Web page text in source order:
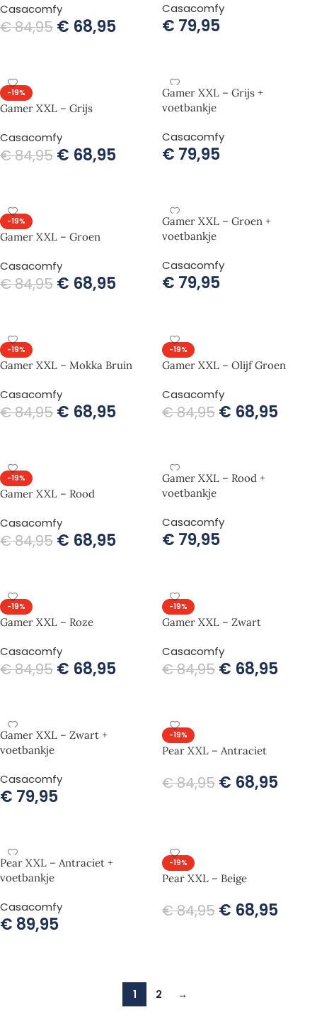
Casacomfy
€84,95 € 68,95
Casacomfy
€ 79,95
-19%
Gamer XXL – Grijs
Casacomfy
€84,95 € 68,95
Gamer XXL – Grijs +
voetbankje
Casacomfy
€ 79,95
-19%
Gamer XXL – Groen
Casacomfy
€84,95 € 68,95
Gamer XXL – Groen +
voetbankje
Casacomfy
€ 79,95
-19%
Gamer XXL – Mokka Bruin
Casacomfy
€84,95 € 68,95
-19%
Gamer XXL – Olijf Groen
Casacomfy
€84,95 € 68,95
-19%
Gamer XXL – Rood
Casacomfy
€84,95 € 68,95
Gamer XXL – Rood +
voetbankje
Casacomfy
€ 79,95
-19%
Gamer XXL – Roze
Casacomfy
€84,95 € 68,95
-19%
Gamer XXL – Zwart
Casacomfy
€84,95 € 68,95
Gamer XXL – Zwart +
voetbankje
Casacomfy
€ 79,95
-19%
Pear XXL – Antraciet
€84,95 € 68,95
Pear XXL – Antraciet +
voetbankje
Casacomfy
€ 89,95
-19%
Pear XXL – Beige
€84,95 € 68,95
1 2 →